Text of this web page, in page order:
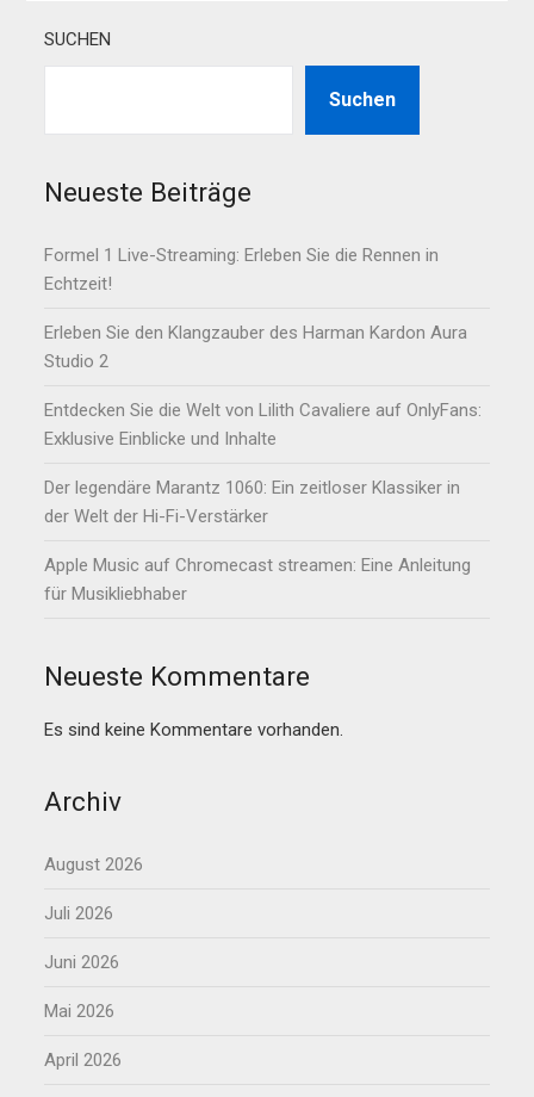
SUCHEN
Suchen
Neueste Beiträge
Formel 1 Live-Streaming: Erleben Sie die Rennen in
Echtzeit!
Erleben Sie den Klangzauber des Harman Kardon Aura
Studio 2
Entdecken Sie die Welt von Lilith Cavaliere auf OnlyFans:
Exklusive Einblicke und Inhalte
Der legendäre Marantz 1060: Ein zeitloser Klassiker in
der Welt der Hi-Fi-Verstärker
Apple Music auf Chromecast streamen: Eine Anleitung
für Musikliebhaber
Neueste Kommentare
Es sind keine Kommentare vorhanden.
Archiv
August 2026
Juli 2026
Juni 2026
Mai 2026
April 2026